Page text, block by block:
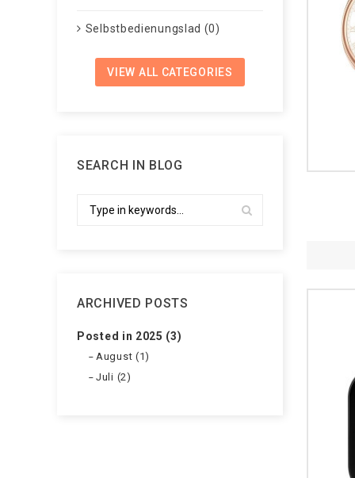
Selbstbedienungslad (0)
VIEW ALL CATEGORIES
SEARCH IN BLOG
ARCHIVED POSTS
Posted in 2025 (3)
August (1)
Juli (2)